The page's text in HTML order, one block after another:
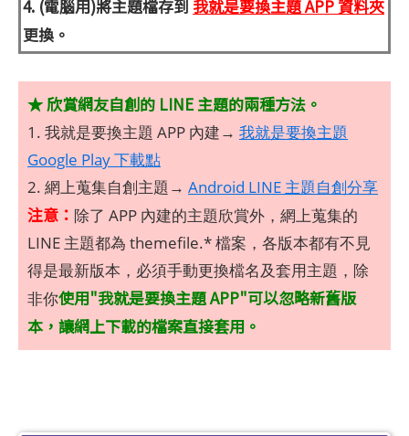
4. (電腦用)將主題檔存到 我就是要換主題 APP 資料夾
更換。
★ 欣賞網友自創的 LINE 主題的兩種方法。
1. 我就是要換主題 APP 內建→ 我就是要換主題
Google Play 下載點
2. 網上蒐集自創主題→ Android LINE 主題自創分享
注意： 除了 APP 內建的主題欣賞外，網上蒐集的
LINE 主題都為 themefile.* 檔案，各版本都有不見
得是最新版本，必須手動更換檔名及套用主題，除
非你使用"我就是要換主題 APP"可以忽略新舊版
本，讓網上下載的檔案直接套用。